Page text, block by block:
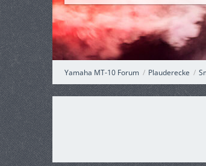
Yamaha MT-10 Forum Plauderecke